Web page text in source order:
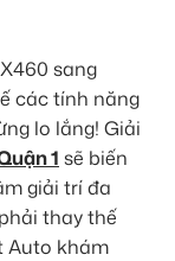
sang
các tính năng
lo lắng! Giải
1 sẽ biến
giải trí đa
thay thế
Auto khám